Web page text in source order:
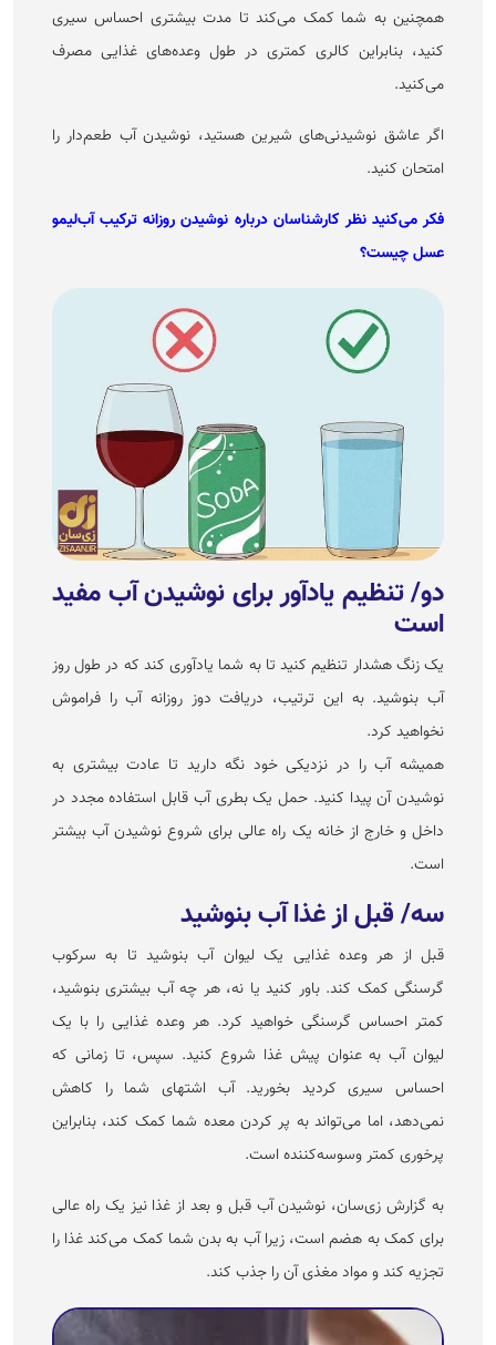
همچنین به شما کمک می‌کند تا مدت بیشتری احساس سیری
کنید، بنابراین کالری کمتری در طول وعده‌های غذایی مصرف
می‌کنید.
اگر عاشق نوشیدنی‌های شیرین هستید، نوشیدن آب طعم‌دار را
امتحان کنید.
فکر می‌کنید نظر کارشناسان درباره نوشیدن روزانه ترکیب آب‌لیمو
عسل چیست؟
دو/ تنظیم یادآور برای نوشیدن آب مفید
است
یک زنگ هشدار تنظیم کنید تا به شما یادآوری کند که در طول روز
آب بنوشید. به این ترتیب، دریافت دوز روزانه آب را فراموش
نخواهید کرد.
همیشه آب را در نزدیکی خود نگه دارید تا عادت بیشتری به
نوشیدن آن پیدا کنید. حمل یک بطری آب قابل استفاده مجدد در
داخل و خارج از خانه یک راه عالی برای شروع نوشیدن آب بیشتر
است.
سه/ قبل از غذا آب بنوشید
قبل از هر وعده غذایی یک لیوان آب بنوشید تا به سرکوب
گرسنگی کمک کند. باور کنید یا نه، هر چه آب بیشتری بنوشید،
کمتر احساس گرسنگی خواهید کرد. هر وعده غذایی را با یک
لیوان آب به عنوان پیش غذا شروع کنید. سپس، تا زمانی که
احساس سیری کردید بخورید. آب اشتهای شما را کاهش
نمی‌دهد، اما می‌تواند به پر کردن معده شما کمک کند، بنابراین
پرخوری کمتر وسوسه‌کننده است.
به گزارش زی‌سان، نوشیدن آب قبل و بعد از غذا نیز یک راه عالی
برای کمک به هضم است، زیرا آب به بدن شما کمک می‌کند غذا را
تجزیه کند و مواد مغذی آن را جذب کند.